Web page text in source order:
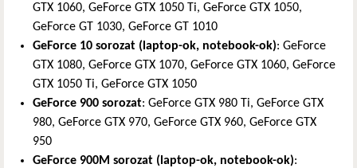
GTX 1060, GeForce GTX 1050 Ti, GeForce GTX 1050,
GeForce GT 1030, GeForce GT 1010
GeForce 10 sorozat (laptop-ok, notebook-ok): GeForce
GTX 1080, GeForce GTX 1070, GeForce GTX 1060, GeForce
GTX 1050 Ti, GeForce GTX 1050
GeForce 900 sorozat: GeForce GTX 980 Ti, GeForce GTX
980, GeForce GTX 970, GeForce GTX 960, GeForce GTX
950
GeForce 900M sorozat (laptop-ok, notebook-ok):